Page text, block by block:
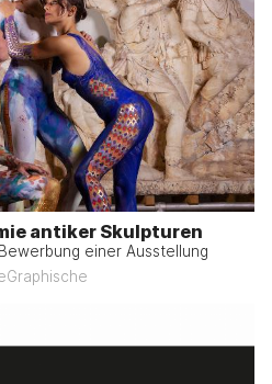
antiker Skulpturen
einer Ausstellung